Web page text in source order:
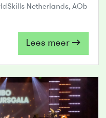
Netherlands, AOb
Lees meer